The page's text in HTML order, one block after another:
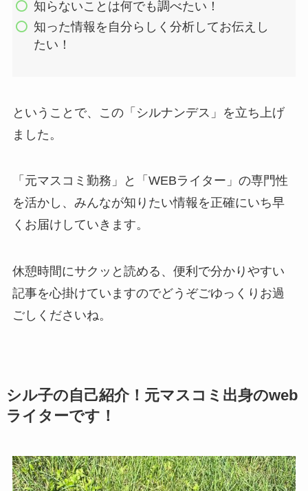
知らないことは何でも調べたい！
知った情報を自分らしく分析してお伝えし
たい！
ということで、この「シルナンデス」を立ち上げ
ました。
「元マスコミ勤務」と「WEBライター」の専門性
を活かし、みんなが知りたい情報を正確にいち早
くお届けしていきます。
休憩時間にサクッと読める、便利で分かりやすい
記事を心掛けていますのでどうぞごゆっくりお過
ごしくださいね。
シル子の自己紹介！元マスコミ出身のweb
ライターです！